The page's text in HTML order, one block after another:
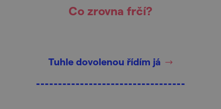
Co zrovna frčí?
Tuhle dovolenou řídím já